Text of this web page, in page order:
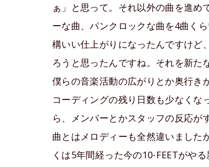
ぁ」と思って。それ以外の曲を進め
ーな曲、パンクロックな曲を4曲く
構いい仕上がりになったんですけど
ろうと思ったんですね。それを新た
僕らの音楽活動の広がりとか奥行き
コーディングの残り日数も少なくな
ら、メンバーとかスタッフの反応が
曲とはメロディーも全然違いました
くは5年間経った今の10-FEETがや